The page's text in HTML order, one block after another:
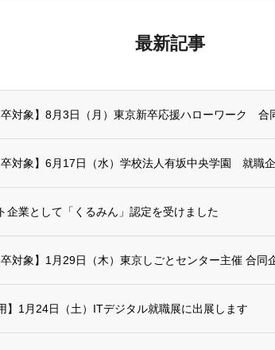
最新記事
卒対象】8月3日（月）東京新卒応援ハローワーク 合
卒対象】6月17日（水）学校法人有坂中央学園 就職
企業として「くるみん」認定を受けました
卒対象】1月29日（木）東京しごとセンター主催 合同
】1月24日（土）ITデジタル就職展に出展します